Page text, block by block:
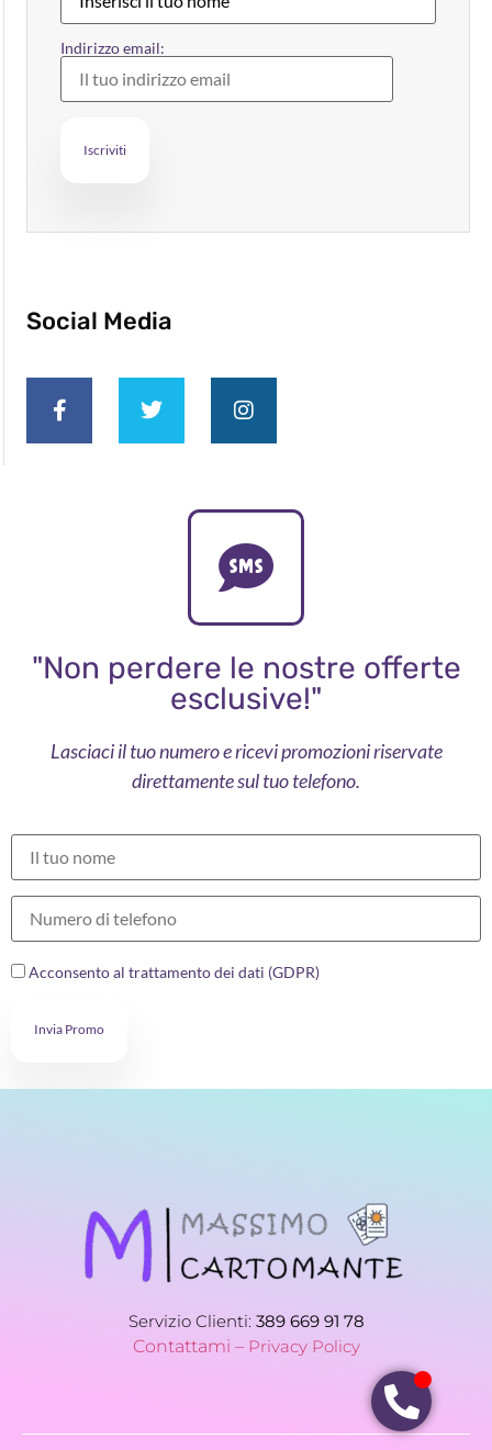
Indirizzo email:
Social Media
"Non perdere le nostre offerte
esclusive!"
Lasciaci il tuo numero e ricevi promozioni riservate
direttamente sul tuo telefono.
Acconsento al trattamento dei dati (GDPR)
Invia Promo
Servizio Clienti: 389 669 91 78
Contattami – Privacy Policy